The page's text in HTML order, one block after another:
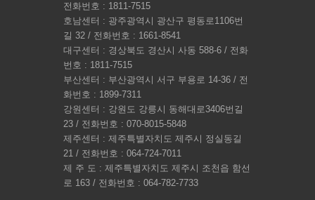
전화번호 : 1811-7515
호남센터 : 광주광역시 광산구 평동로1106번
길 32 / 전화번호 : 1661-8541
대구센터 : 경상북도 경산시 사동 588-6 / 전화
번호 : 1811-7515
부산센터 : 부산광역시 서구 부용로 14-36 / 전
화번호 : 1899-7311
강원센터 : 강원도 강릉시 동해대로3406번길
23 / 전화번호 : 070-8015-5848
제주센터 : 제주특별자치도 제주시 정실동길
21 / 전화번호 : 064-724-7011
제 주 도 : 제주특별자치도 제주시 조천읍 함선
로 163 / 전화번호 : 064-782-7733